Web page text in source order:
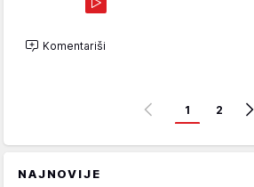
Komentariši
1 2
NAJNOVIJE